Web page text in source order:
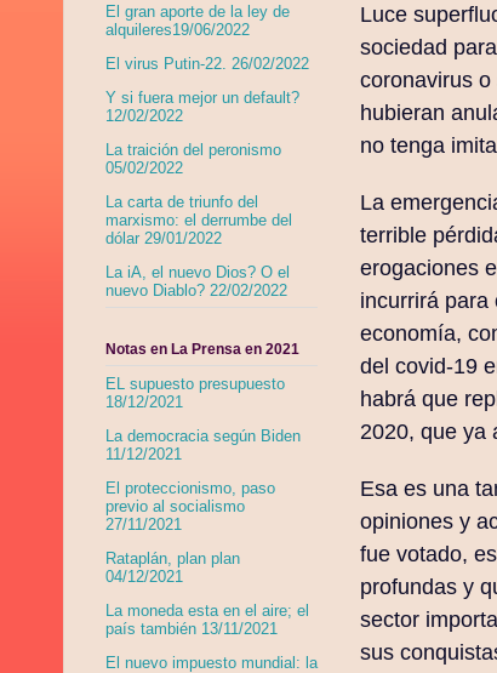
Luce
sociedad
coronavirus
hubieran
no tenga
La
terrible
erogaciones
incurrirá para
economía,
del covid-19
habrá que
2020, que ya
Esa es una
opiniones y
fue votado,
profundas y
sector
sus
El gran aporte de la ley de
alquileres19/06/2022
El virus Putin-22. 26/02/2022
Y si fuera mejor un default?
12/02/2022
La traición del peronismo
05/02/2022
La carta de triunfo del
marxismo: el derrumbe del
dólar 29/01/2022
La iA, el nuevo Dios? O el
nuevo Diablo? 22/02/2022
Notas en La Prensa en 2021
EL supuesto presupuesto
18/12/2021
La democracia según Biden
11/12/2021
El proteccionismo, paso
previo al socialismo
27/11/2021
Rataplán, plan plan
04/12/2021
La moneda esta en el aire; el
país también 13/11/2021
El nuevo impuesto mundial: la